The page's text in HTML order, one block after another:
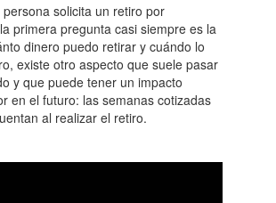
solicita un retiro por
primera pregunta casi siempre es la
dinero puedo retirar y cuándo lo
existe otro aspecto que suele pasar
y que puede tener un impacto
en el futuro: las semanas cotizadas
al realizar el retiro.